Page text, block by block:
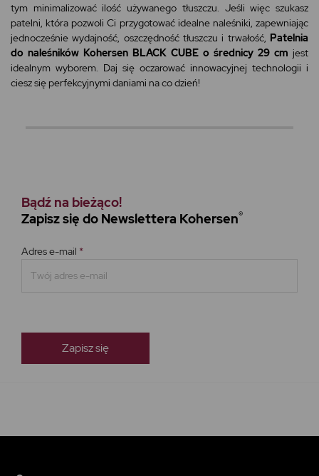
tym minimalizować ilość używanego tłuszczu. Jeśli więc szukasz
patelni, która pozwoli Ci przygotować idealne naleśniki, zapewniając
jednocześnie wydajność, oszczędność tłuszczu i trwałość, Patelnia
do naleśników Kohersen BLACK CUBE o średnicy 29 cm jest
idealnym wyborem. Daj się oczarować innowacyjnej technologii i
ciesz się perfekcyjnymi daniami na co dzień!
Bądź na bieżąco!
Zapisz się do Newslettera Kohersen®
Adres e-mail *